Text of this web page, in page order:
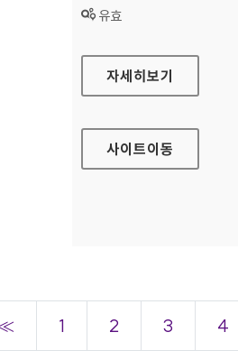
상태 :
유효
경상북도개발공사 대표
자세히보기
사이트이동
1 2 3 4